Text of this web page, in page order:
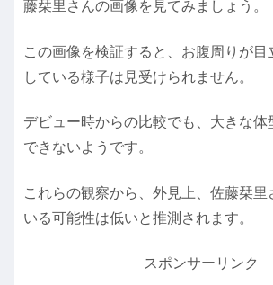
藤栞里さんの画像を見てみましょう。
この画像を検証すると、お腹周りが目
している様子は見受けられません。
デビュー時からの比較でも、大きな体
できないようです。
これらの観察から、外見上、佐藤栞里
いる可能性は低いと推測されます。
スポンサーリンク